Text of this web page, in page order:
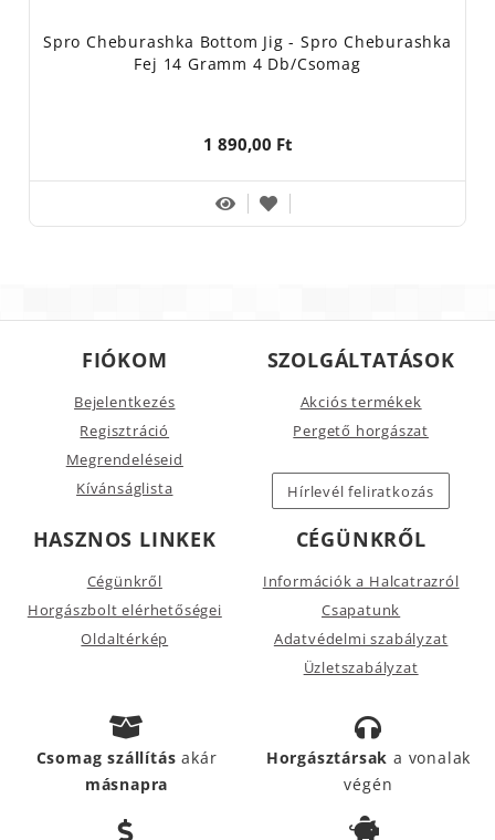
Spro Cheburashka Bottom Jig - Spro Cheburashka
Fej 14 Gramm 4 Db/csomag
1 890,00 Ft
FIÓKOM
Bejelentkezés
Regisztráció
Megrendeléseid
Kívánságlista
SZOLGÁLTATÁSOK
Akciós termékek
Pergető horgászat
Hírlevél feliratkozás
HASZNOS LINKEK
Cégünkről
Horgászbolt elérhetőségei
Oldaltérkép
CÉGÜNKRŐL
Információk a Halcatrazról
Csapatunk
Adatvédelmi szabályzat
Üzletszabályzat
Csomag szállításakár
másnapra
Horgásztársak a vonalak
végén